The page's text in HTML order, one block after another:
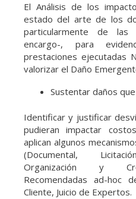
El Análisis de los
estado del arte de los
particularmente de
encargo-, para
prestaciones ejecutadas
valorizar el Daño
Sustentar daños
Identificar y justificar
pudieran impactar
aplican algunos
(Documental,
Organización y
Recomendadas ad-hoc
Cliente, Juicio de Expertos.